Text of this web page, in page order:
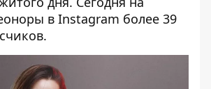
в Instagram более 39